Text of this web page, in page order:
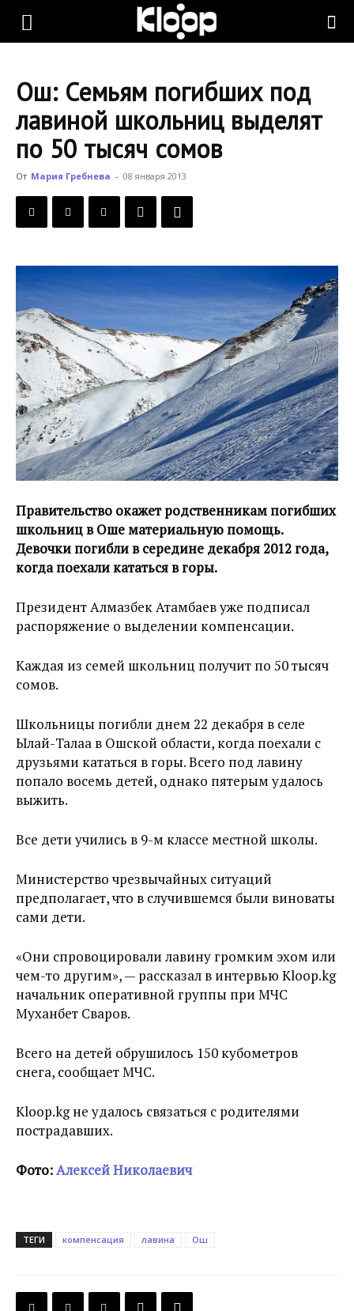
KLOOP.KG
Новости
Кыргызстана
Ош: Семьям погибших под
лавиной школьниц выделят
по 50 тысяч сомов
От Мария Гребнева - 08 января 2013
Правительство окажет родственникам погибших
школьниц в Оше материальную помощь.
Девочки погибли в середине декабря 2012 года,
когда поехали кататься в горы.
Президент Алмазбек Атамбаев уже подписал
распоряжение о выделении компенсации.
Каждая из семей школьниц получит по 50 тысяч
сомов.
Школьницы погибли днем 22 декабря в селе
Ылай-Талаа в Ошской области, когда поехали с
друзьями кататься в горы. Всего под лавину
попало восемь детей, однако пятерым удалось
выжить.
Все дети учились в 9-м классе местной школы.
Министерство чрезвычайных ситуаций
предполагает, что в случившемся были виноваты
сами дети.
«Они спровоцировали лавину громким эхом или
чем-то другим», — рассказал в интервью Kloop.kg
начальник оперативной группы при МЧС
Муханбет Сваров.
Всего на детей обрушилось 150 кубометров
снега, сообщает МЧС.
Kloop.kg не удалось связаться с родителями
пострадавших.
Фото:Алексей Николаевич
ТЕГИ компенсация лавина Ош